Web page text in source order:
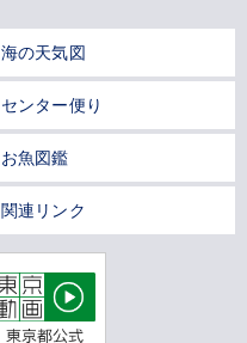
海の天気図
センター便り
お魚図鑑
関連リンク